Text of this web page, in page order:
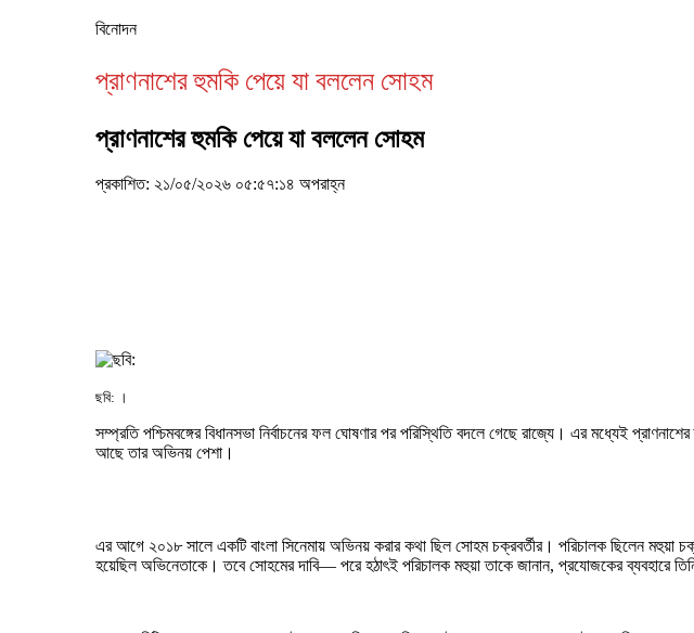
বিনোদন
প্রাণনাশের হুমকি পেয়ে যা বললেন সোহম
প্রাণনাশের হুমকি পেয়ে যা বললেন সোহম
প্রকাশিত: ২১/০৫/২০২৬ ০৫:৫৭:১৪ অপরাহ্ন
ছবি: ।
সম্প্রতি পশ্চিমবঙ্গের বিধানসভা নির্বাচনের ফল ঘোষণার পর পরিস্থিতি বদলে গেছে রাজ্যে। এর মধ্যেই
আছে তার অভিনয় পেশা।
এর আগে ২০১৮ সালে একটি বাংলা সিনেমায় অভিনয় করার কথা ছিল সোহম চক্রবর্তীর। পরিচালক ছিলেন
হয়েছিল অভিনেতাকে। তবে সোহমের দাবি— পরে হঠাৎই পরিচালক মহুয়া তাকে জানান, প্রযোজকের ব্যবহারে